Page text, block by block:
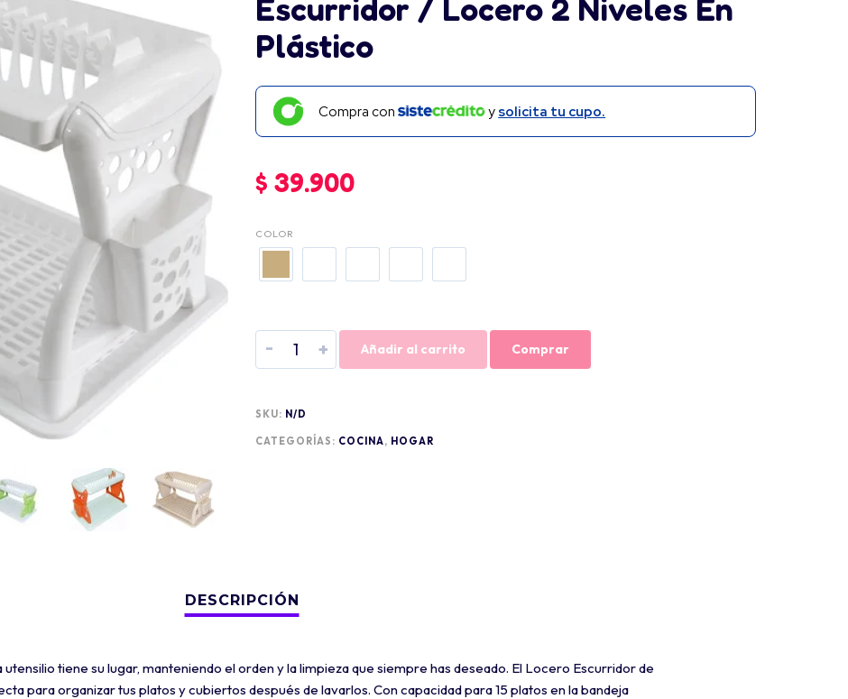
Escurridor / Locero 2 Niveles En
Plástico
Compra con y solicita tu cupo.
$ 39.900
COLOR
- + Añadir al carrito Comprar
SKU: N/D
CATEGORÍAS: COCINA, HOGAR
utensilio tiene su lugar, manteniendo el orden y la limpieza que siempre has deseado. El Locero Escurridor de
para organizar tus platos y cubiertos después de lavarlos. Con capacidad para 15 platos en la bandeja